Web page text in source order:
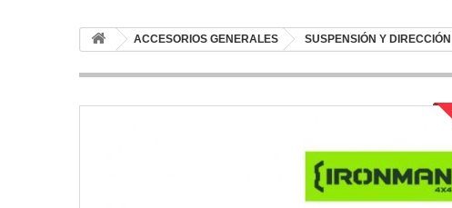
ACCESORIOS GENERALES SUSPENSIÓN Y DIRECCIÓN